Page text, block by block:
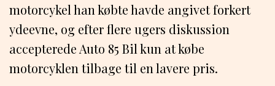
motorcykel han købte havde angivet forkert
ydeevne, og efter flere ugers diskussion
accepterede Auto 85 Bil kun at købe
motorcyklen tilbage til en lavere pris.